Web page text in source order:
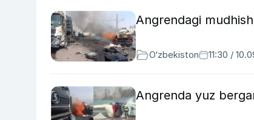
Angrendagi
O‘zbekiston 11:30 /
Angrenda yuz